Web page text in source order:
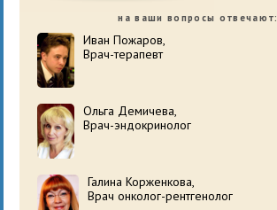
на ваши вопросы отвечают:
Иван Пожаров,
Врач-терапевт
Ольга Демичева,
Врач-эндокринолог
Галина Корженкова,
Врач онколог-рентгенолог